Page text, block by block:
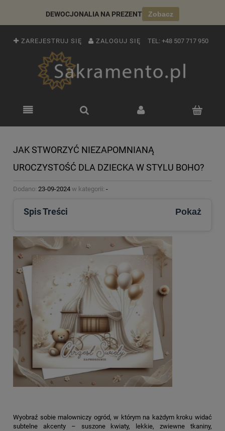
DEWOCJONALIA NA PREZENT Zobacz
ZAREJESTRUJ SIĘ ZALOGUJ SIĘ TEL: +48 507 717 950
JAK STWORZYĆ NIEZAPOMNIANĄ
UROCZYSTOŚĆ DLA DZIECKA W STYLU BOHO?
Dodano: 23-09-2024 w kategorii: -
Spis Treści Pokaż
Wyobraź sobie malowniczy ogród, w którym na każdym kroku widać
subtelne akcenty – suszone kwiaty, lekkie, zwiewne tkaniny,